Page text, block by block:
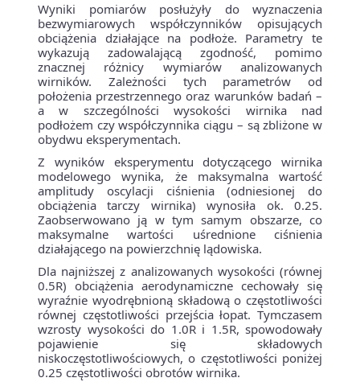
Wyniki pomiarów posłużyły do wyznaczenia
bezwymiarowych współczynników opisujących
obciążenia działające na podłoże. Parametry te
wykazują zadowalającą zgodność, pomimo
znacznej różnicy wymiarów analizowanych
wirników. Zależności tych parametrów od
położenia przestrzennego oraz warunków badań –
a w szczególności wysokości wirnika nad
podłożem czy współczynnika ciągu – są zbliżone w
obydwu eksperymentach.
Z wyników eksperymentu dotyczącego wirnika
modelowego wynika, że maksymalna wartość
amplitudy oscylacji ciśnienia (odniesionej do
obciążenia tarczy wirnika) wynosiła ok. 0.25.
Zaobserwowano ją w tym samym obszarze, co
maksymalne wartości uśrednione ciśnienia
działającego na powierzchnię lądowiska.
Dla najniższej z analizowanych wysokości (równej
0.5R) obciążenia aerodynamiczne cechowały się
wyraźnie wyodrębnioną składową o częstotliwości
równej częstotliwości przejścia łopat. Tymczasem
wzrosty wysokości do 1.0R i 1.5R, spowodowały
pojawienie się składowych
niskoczęstotliwościowych, o częstotliwości poniżej
0.25 częstotliwości obrotów wirnika.